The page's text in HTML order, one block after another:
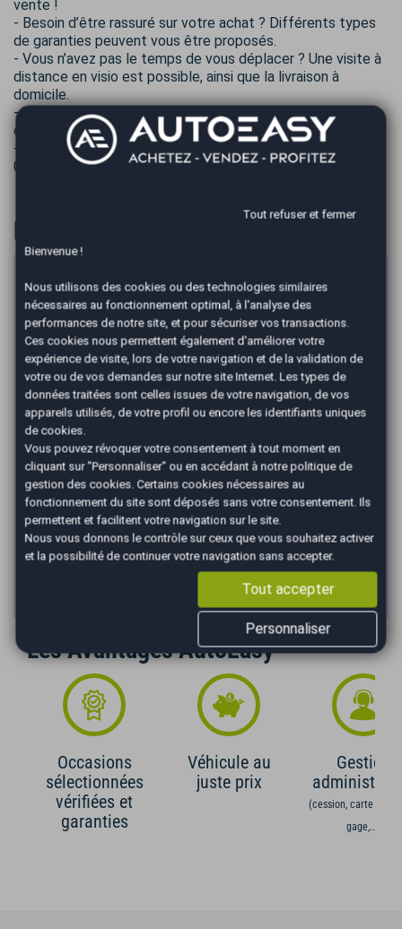
vente !
- Besoin d’être rassuré sur votre achat ? Différents types
de garanties peuvent vous être proposés.
- Vous n’avez pas le temps de vous déplacer ? Une visite à
distance en visio est possible, ainsi que la livraison à
domicile.
- Vous avez un apport, mais souhaitez financer une partie
du véhicule ? C’est possible.
- Contactez Julien pour en savoir plus au :
06x24x57x86x08.
Financer
Prix du véhicule
Apport en €
€
Durée
Mensualité :84,01€/mois*
Recevoir la simulation
*Un crédit vous engage et doit être remboursé. Vérifiez vos
capacités de remboursement avant de vous engager. Informations
données à titre indicatif et non contractuelles. Afin de respecter les
dispositions de l'article L331.-4 du code de la consommation.
Crédit sans assurance. Voir conditions en agence.
Les Avantages AutoEasy
Occasions
sélectionnées
vérifiées et
garanties
Véhicule au
juste prix
Gestion
(cession, carte grise,
gage,...)
Tout refuser et fermer
Bienvenue !
Nous utilisons des cookies ou des technologies similaires
nécessaires au fonctionnement optimal, à l'analyse des
performances de notre site, et pour sécuriser vos transactions.
Ces cookies nous permettent également d'améliorer votre
expérience de visite, lors de votre navigation et de la validation de
votre ou de vos demandes sur notre site Internet. Les types de
données traitées sont celles issues de votre navigation, de vos
appareils utilisés, de votre profil ou encore les identifiants uniques
de cookies.
Vous pouvez révoquer votre consentement à tout moment en
cliquant sur "Personnaliser" ou en accédant à notre politique de
gestion des cookies. Certains cookies nécessaires au
fonctionnement du site sont déposés sans votre consentement. Ils
permettent et facilitent votre navigation sur le site.
Nous vous donnons le contrôle sur ceux que vous souhaitez activer
et la possibilité de continuer votre navigation sans accepter.
Tout accepter
Personnaliser